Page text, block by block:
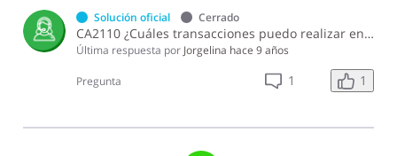
Solución oficial Cerrado
CA2110 ¿Cuáles transacciones puedo realizar en los Centros de Servicio de la Dirección General de Impuestos Internos (DGII)?
Última respuesta por Jorgelina hace 9 años
Pregunta 1 1